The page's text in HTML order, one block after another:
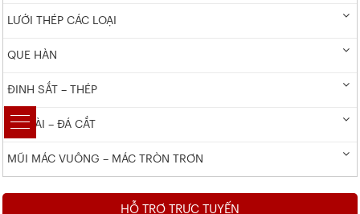
LƯỚI THÉP CÁC LOẠI
QUE HÀN
ĐINH SẮT – THÉP
ĐÁ MÀI – ĐÁ CẮT
MŨI MÁC VUÔNG – MÁC TRÒN TRƠN
HỖ TRỢ TRỰC TUYẾN